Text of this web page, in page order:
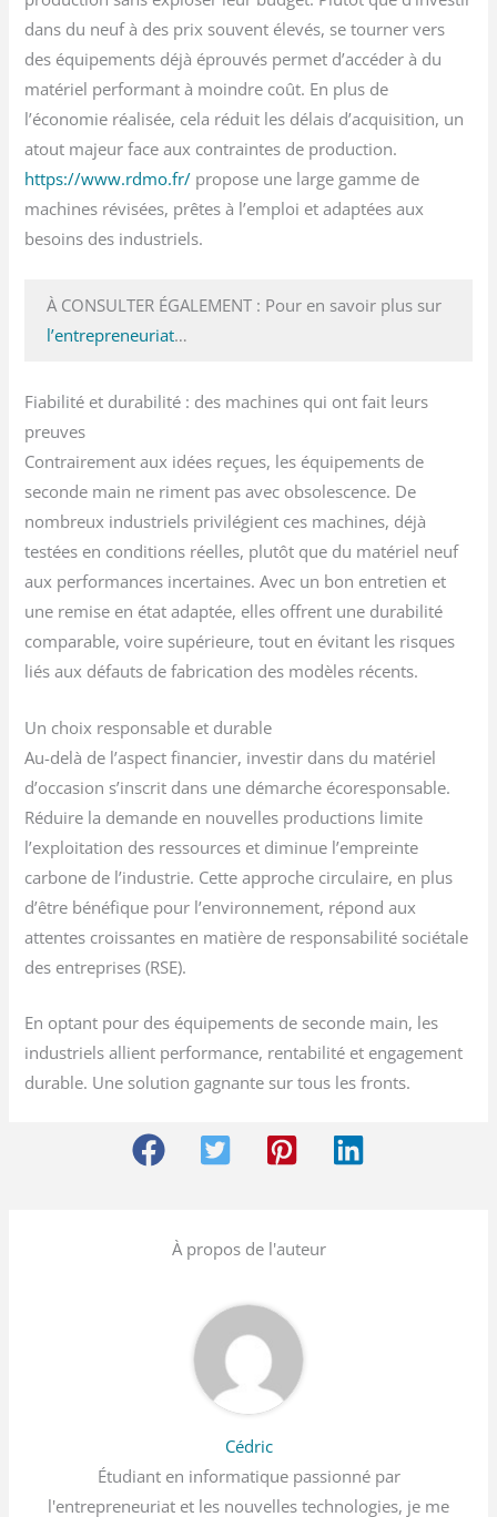
dans du neuf à des prix souvent élevés, se tourner vers
des équipements déjà éprouvés permet d’accéder à du
matériel performant à moindre coût. En plus de
l’économie réalisée, cela réduit les délais d’acquisition, un
atout majeur face aux contraintes de production.
https://www.rdmo.fr/ propose une large gamme de
machines révisées, prêtes à l’emploi et adaptées aux
besoins des industriels.
À CONSULTER ÉGALEMENT : Pour en savoir plus sur
l’entrepreneuriat…
Fiabilité et durabilité : des machines qui ont fait leurs
preuves
Contrairement aux idées reçues, les équipements de
seconde main ne riment pas avec obsolescence. De
nombreux industriels privilégient ces machines, déjà
testées en conditions réelles, plutôt que du matériel neuf
aux performances incertaines. Avec un bon entretien et
une remise en état adaptée, elles offrent une durabilité
comparable, voire supérieure, tout en évitant les risques
liés aux défauts de fabrication des modèles récents.
Un choix responsable et durable
Au-delà de l’aspect financier, investir dans du matériel
d’occasion s’inscrit dans une démarche écoresponsable.
Réduire la demande en nouvelles productions limite
l’exploitation des ressources et diminue l’empreinte
carbone de l’industrie. Cette approche circulaire, en plus
d’être bénéfique pour l’environnement, répond aux
attentes croissantes en matière de responsabilité sociétale
des entreprises (RSE).
En optant pour des équipements de seconde main, les
industriels allient performance, rentabilité et engagement
durable. Une solution gagnante sur tous les fronts.
À propos de l'auteur
Cédric
Étudiant en informatique passionné par
l'entrepreneuriat et les nouvelles technologies, je me